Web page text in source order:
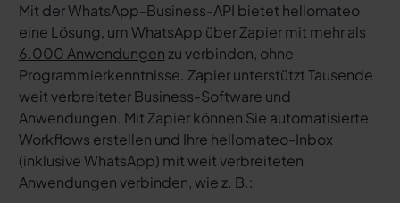
Mit der WhatsApp-Business-API bietet hellomateo
eine Lösung, um WhatsApp über Zapier mit mehr als
6.000 Anwendungenzu verbinden, ohne
Programmierkenntnisse. Zapier unterstützt Tausende
weit verbreiteter Business-Software und
Anwendungen. Mit Zapier können Sie automatisierte
Workflows erstellen und Ihre hellomateo-Inbox
(inklusive WhatsApp) mit weit verbreiteten
Anwendungen verbinden, wie z. B.: